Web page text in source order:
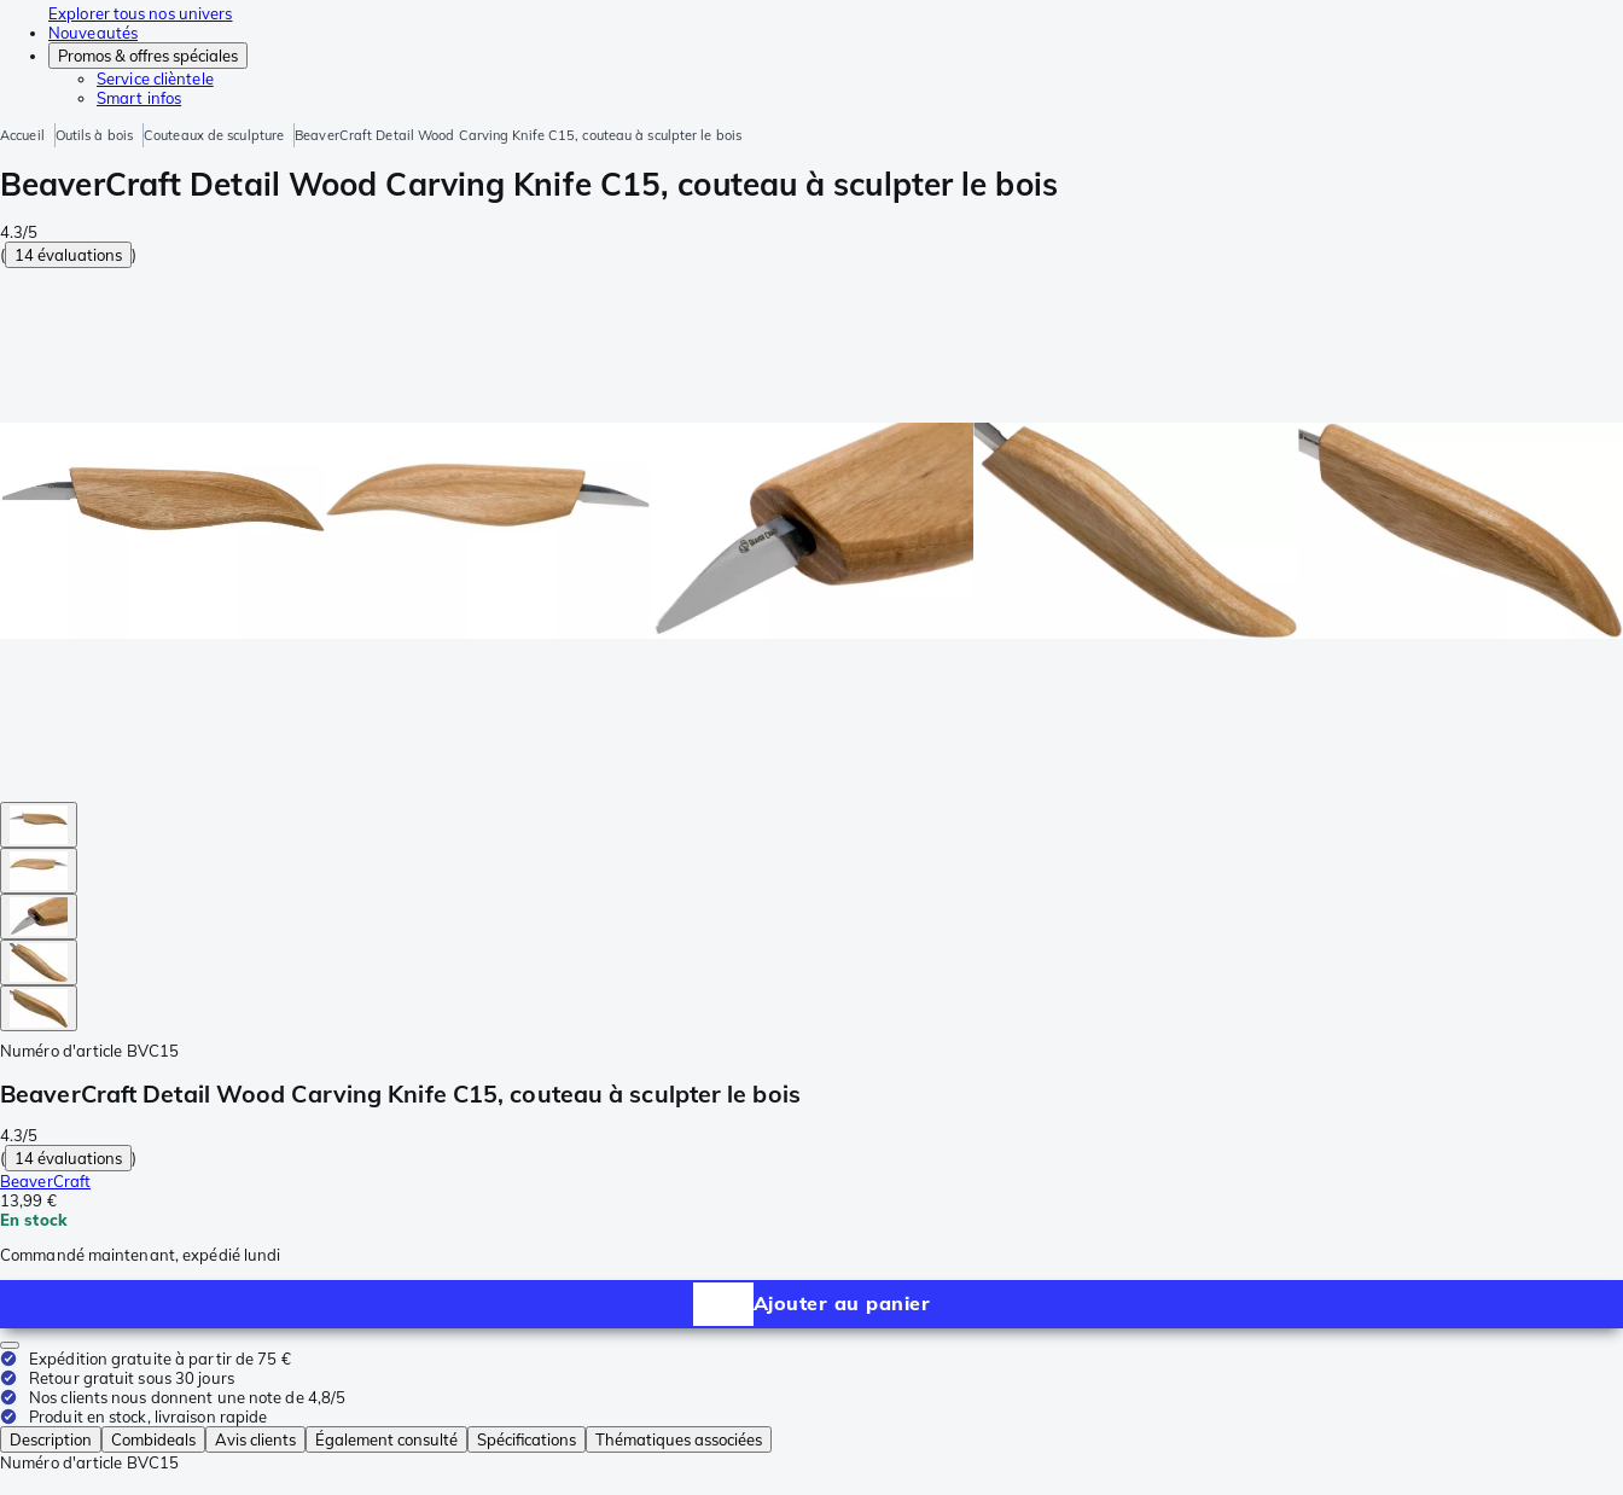
Explorer tous nos univers
Nouveautés
Promos & offres spéciales
Service clièntele
Smart infos
Accueil Outils à bois Couteaux de sculpture BeaverCraft Detail Wood Carving Knife C15, couteau à sculpter le bois
BeaverCraft Detail Wood Carving Knife C15, couteau à sculpter le bois
4.3/5
( 14 évaluations )
Numéro d'article BVC15
BeaverCraft Detail Wood Carving Knife C15, couteau à sculpter le bois
4.3/5
( 14 évaluations )
BeaverCraft
13,99 €
En stock
Commandé maintenant, expédié lundi
Ajouter au panier
Expédition gratuite à partir de 75 €
Retour gratuit sous 30 jours
Nos clients nous donnent une note de 4,8/5
Produit en stock, livraison rapide
Description
Combideals Avis clients Également consulté Spécifications
Thématiques associées
Numéro d'article BVC15